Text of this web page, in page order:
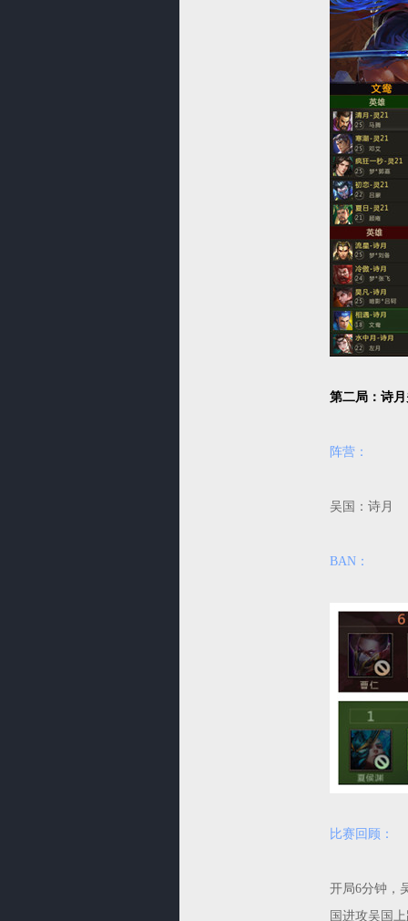
第二局：诗
阵营：
吴国：诗
BAN：
比赛回顾：
开局6分钟，
国进攻吴国